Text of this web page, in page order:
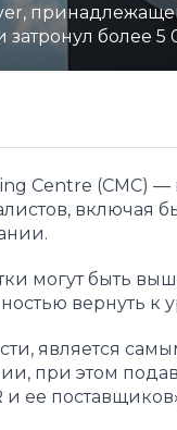
более 5
Centre (CMC)
включая
могут быть
вернуть
является
при этом
ее